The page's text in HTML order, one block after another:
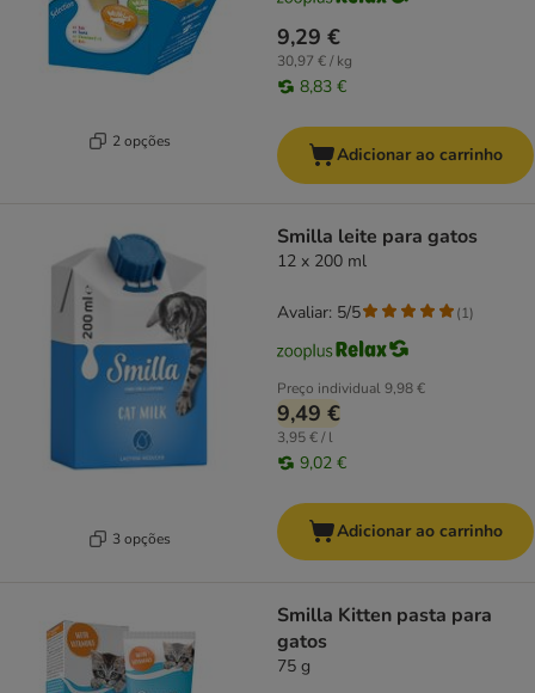
2 opções
9,29 €
30,97 € / kg
8,83 €
Adicionar ao carrinho
3 opções
Smilla leite para gatos
12 x 200 ml
Preço individual9,98 €
9,49 €
3,95 € / l
9,02 €
Avaliar: 5/5 (1)
Adicionar ao carrinho
Smilla Kitten pasta para
gatos
75 g